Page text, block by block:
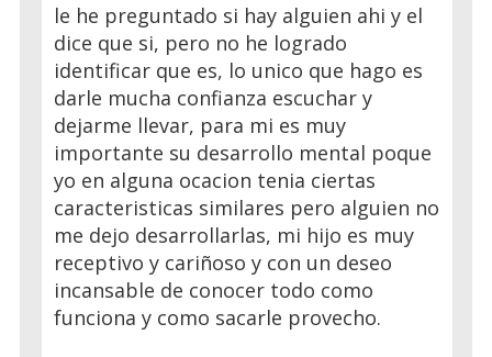
le he preguntado si hay alguien ahi y el
dice que si, pero no he logrado
identificar que es, lo unico que hago es
darle mucha confianza escuchar y
dejarme llevar, para mi es muy
importante su desarrollo mental poque
yo en alguna ocacion tenia ciertas
caracteristicas similares pero alguien no
me dejo desarrollarlas, mi hijo es muy
receptivo y cariñoso y con un deseo
incansable de conocer todo como
funciona y como sacarle provecho.